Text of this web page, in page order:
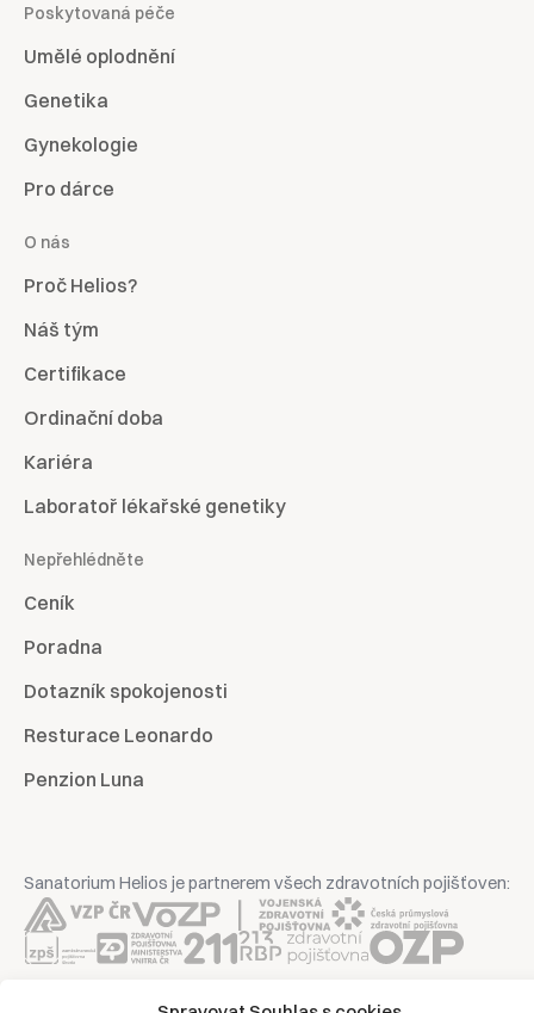
Poskytovaná péče
Umělé oplodnění
Genetika
Gynekologie
Pro dárce
O nás
Proč Helios?
Náš tým
Certifikace
Ordinační doba
Kariéra
Laboratoř lékařské genetiky
Nepřehlédněte
Ceník
Poradna
Dotazník spokojenosti
Resturace Leonardo
Penzion Luna
Sanatorium Helios je partnerem všech zdravotních pojišťoven: